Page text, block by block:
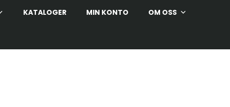
KATALOGER MIN KONTO OM OSS